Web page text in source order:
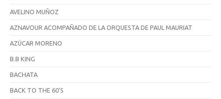
AVELINO MUÑOZ
AZNAVOUR ACOMPAÑADO DE LA ORQUESTA DE PAUL MAURIAT
AZÚCAR MORENO
B.B KING
BACHATA
BACK TO THE 60'S